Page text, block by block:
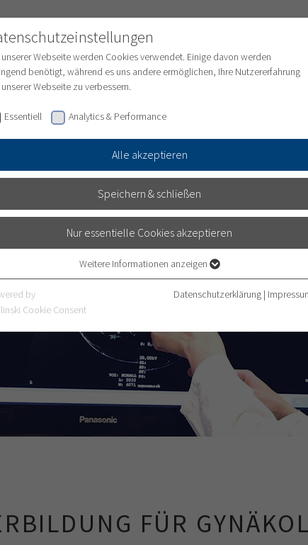
Medizinische Abteilungen
FÜR
unserer Webseite werden Cookies verwendet. Einige davon werden
benötigt, während es uns andere ermöglichen, Ihre Nutzererfahrung
Webseite zu verbessern.
Essentiell Analytics & Performance
Alle akzeptieren
Speichern & schließen
Nur essentielle Cookies akzeptieren
Cookies werden für grundlegende Funktionen der Webseite
benötigt. Dadurch ist gewährleistet, dass die Webseite einwandfrei
cookie_optin
Anbieter
1 Monat
Cookie-Informationen anzeigen
& Performance
Weitere Informationen anzeigen
by
Cookie Consent
Datenschutzerklärung |